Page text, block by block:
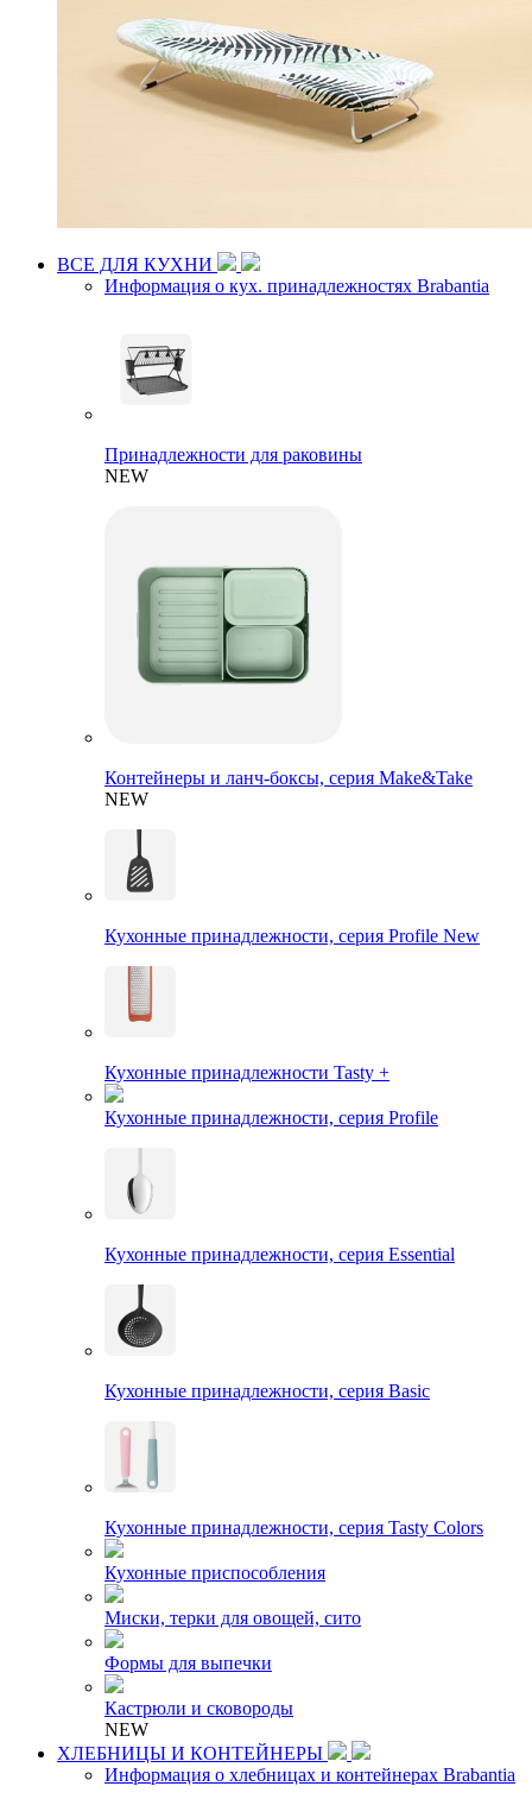
ВСЕ ДЛЯ КУХНИ
Информация о кух. принадлежностях Brabantia
Принадлежности для раковины
NEW
Контейнеры и ланч-боксы, серия Make&Take
NEW
Кухонные принадлежности, серия Profile New
Кухонные принадлежности Tasty +
Кухонные принадлежности, серия Profile
Кухонные принадлежности, серия Essential
Кухонные принадлежности, серия Basic
Кухонные принадлежности, серия Tasty Colors
Кухонные приспособления
Миски, терки для овощей, сито
Формы для выпечки
Кастрюли и сковороды
NEW
ХЛЕБНИЦЫ И КОНТЕЙНЕРЫ
Информация о хлебницах и контейнерах Brabantia